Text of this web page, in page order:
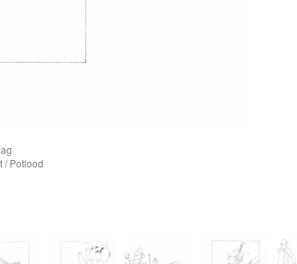
/ Potlood